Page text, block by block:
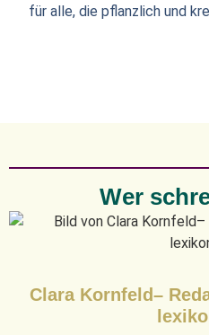
für alle, die pflanzlich und
Wer
Clara Kornfeld–